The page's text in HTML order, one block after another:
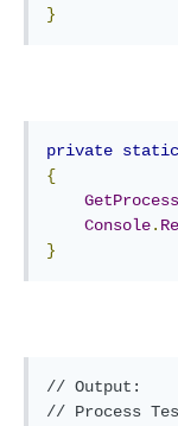
}
private static
{
Console.
}
// Output:
// Process